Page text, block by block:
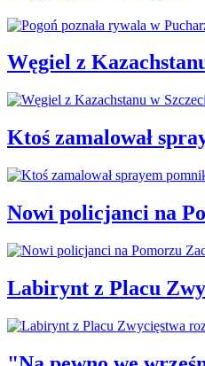
Węgiel z
Ktoś zamalował
Nowi policjanci na
Labirynt z Placu